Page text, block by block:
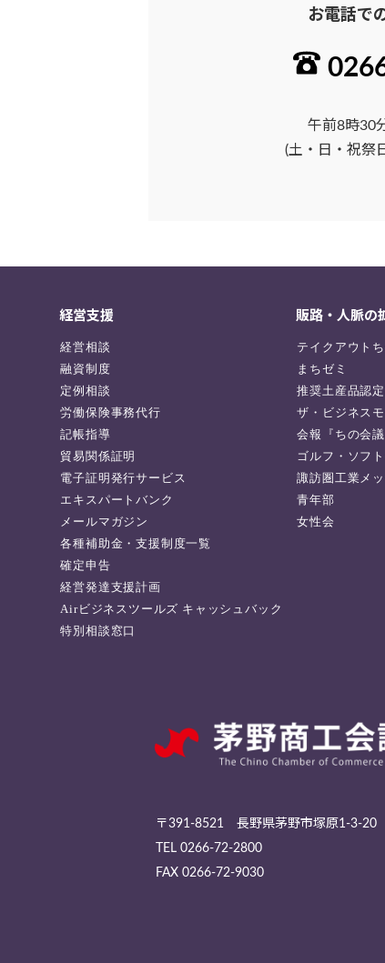
お電話で
午前8時30
(土・日・祝祭
経営支援
経営相談
融資制度
定例相談
労働保険事務代行
記帳指導
貿易関係証明
電子証明発行サービス
エキスパートバンク
メールマガジン
各種補助金・支援制度一覧
確定申告
経営発達支援計画
Airビジネスツールズ キャッシュバック
特別相談窓口
販路・人脈の
テイクアウト
まちゼミ
推奨土産品認
ザ・ビジネス
会報『ちの会議
ゴルフ・ソフ
諏訪圏工業メ
青年部
女性会
〒391-8521 長野県茅野市塚原1-3-20
TEL 0266-72-2800
FAX 0266-72-9030